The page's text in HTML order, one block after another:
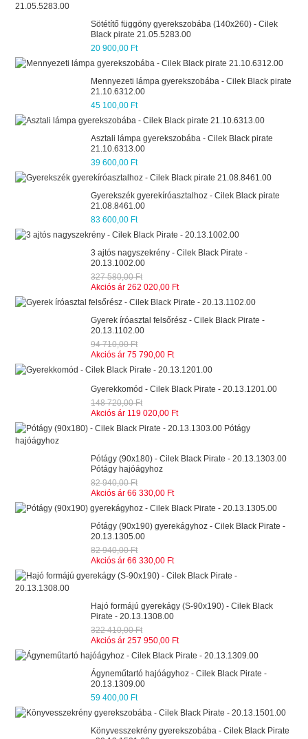
Sötétítő függöny gyerekszobába (140x260) - Cilek
Black pirate 21.05.5283.00
20 900,00 Ft
Mennyezeti lámpa gyerekszobába - Cilek Black pirate
21.10.6312.00
45 100,00 Ft
Asztali lámpa gyerekszobába - Cilek Black pirate
21.10.6313.00
39 600,00 Ft
Gyerekszék gyerekíróasztalhoz - Cilek Black pirate
21.08.8461.00
83 600,00 Ft
3 ajtós nagyszekrény - Cilek Black Pirate -
20.13.1002.00
327 580,00 Ft
Akciós ár 262 020,00 Ft
Gyerek íróasztal felsőrész - Cilek Black Pirate -
20.13.1102.00
94 710,00 Ft
Akciós ár 75 790,00 Ft
Gyerekkomód - Cilek Black Pirate - 20.13.1201.00
148 720,00 Ft
Akciós ár 119 020,00 Ft
Pótágy (90x180) - Cilek Black Pirate - 20.13.1303.00
Pótágy hajóágyhoz
82 940,00 Ft
Akciós ár 66 330,00 Ft
Pótágy (90x190) gyerekágyhoz - Cilek Black Pirate -
20.13.1305.00
82 940,00 Ft
Akciós ár 66 330,00 Ft
Hajó formájú gyerekágy (S-90x190) - Cilek Black
Pirate - 20.13.1308.00
322 410,00 Ft
Akciós ár 257 950,00 Ft
Ágyneműtartó hajóágyhoz - Cilek Black Pirate -
20.13.1309.00
59 400,00 Ft
Könyvesszekrény gyerekszobába - Cilek Black Pirate